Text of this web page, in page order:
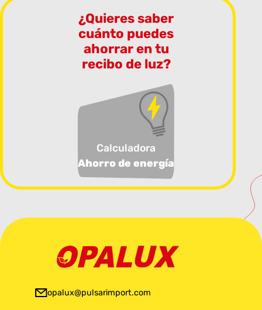
¿Quieres saber
cuánto puedes
ahorrar en tu
recibo de luz?
Calculadora
Ahorro de energía
opalux@pulsarimport.com